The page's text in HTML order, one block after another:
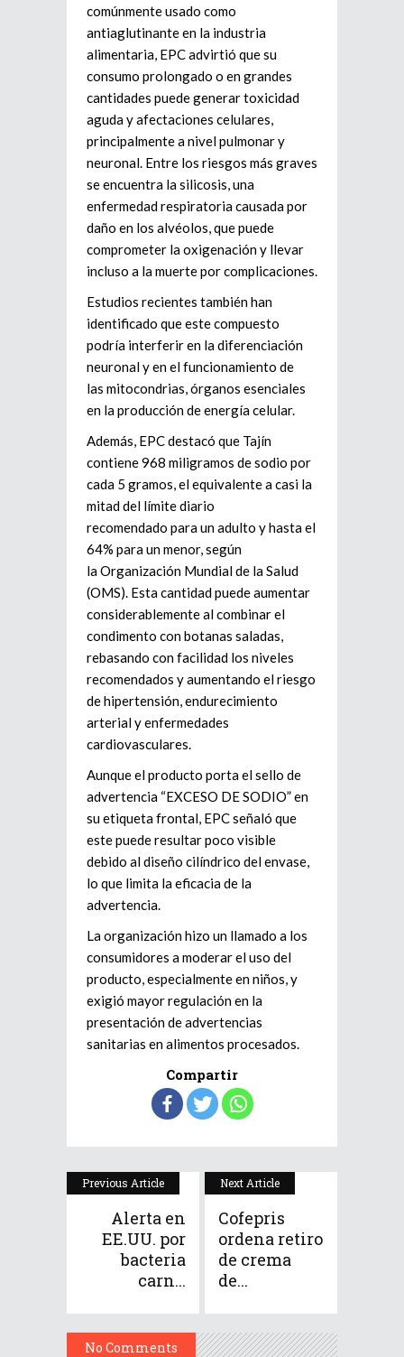
comúnmente usado como
antiaglutinante en la industria
alimentaria, EPC advirtió que su
consumo prolongado o en grandes
cantidades puede generartoxicidad
agudayafectaciones celulares,
principalmente a nivelpulmonar y
neuronal. Entre los riesgos más graves
se encuentra lasilicosis, una
enfermedad respiratoria causada por
daño en los alvéolos, que puede
comprometer la oxigenación y llevar
incluso a la muerte por complicaciones.
Estudios recientes también han
identificado que este compuesto
podría interferir en ladiferenciación
neuronaly en el funcionamiento de
las mitocondrias, órganos esenciales
en la producción de energía celular.
Además, EPC destacó que Tajín
contiene968 miligramos de sodio por
cada 5 gramos, el equivalente a casi la
mitad del límite diario
recomendado para un adulto y hastael
64% para un menor, según
laOrganización Mundial de la Salud
(OMS). Esta cantidad puede aumentar
considerablemente al combinar el
condimento conbotanas saladas,
rebasando con facilidad los niveles
recomendados y aumentando el riesgo
dehipertensión, endurecimiento
arterial y enfermedades
cardiovasculares.
Aunque el producto porta el sello de
advertencia “EXCESO DE SODIO”en
su etiqueta frontal, EPC señaló que
este puede resultar poco visible
debido aldiseño cilíndrico del envase,
lo que limita la eficacia de la
advertencia.
La organización hizo un llamado a los
consumidores amoderar el uso del
producto, especialmente en niños, y
exigió mayor regulación en la
presentación de advertencias
sanitarias en alimentos procesados.
Compartir
Previous Article
Alerta en
EE.UU. por
bacteria
carn...
Next Article
Cofepris
ordena retiro
de crema
de...
No Comments